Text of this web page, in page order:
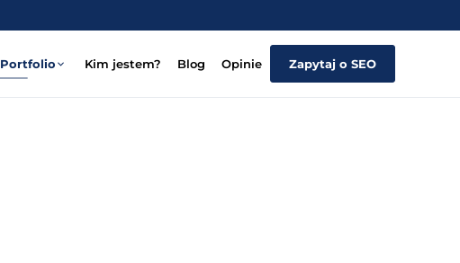
Portfolio Kim jestem? Blog Opinie Zapytaj o SEO